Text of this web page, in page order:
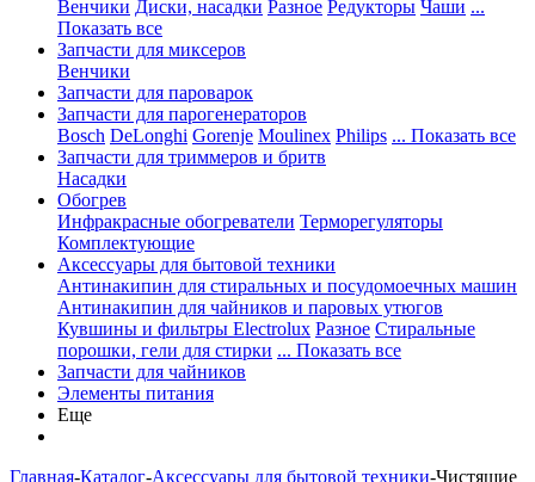
Венчики Диски, насадки Разное Редукторы Чаши ...
Показать все
Запчасти для миксеров
Венчики
Запчасти для пароварок
Запчасти для парогенераторов
Bosch DeLonghi Gorenje Moulinex Philips ... Показать все
Запчасти для триммеров и бритв
Насадки
Обогрев
Инфракрасные обогреватели Терморегуляторы
Комплектующие
Аксессуары для бытовой техники
Антинакипин для стиральных и посудомоечных машин
Антинакипин для чайников и паровых утюгов
Кувшины и фильтры Electrolux Разное Стиральные
порошки, гели для стирки ... Показать все
Запчасти для чайников
Элементы питания
Еще
Главная-Каталог-Аксессуары для бытовой техники-Чистящие